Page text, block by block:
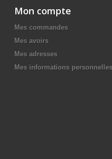
Mon compte
Mes commandes
Mes avoirs
Mes adresses
Mes informations personnelles